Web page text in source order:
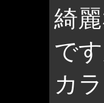
綺
で
カ